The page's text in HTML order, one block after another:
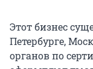
Этот бизнес
Петербурге,
органов по